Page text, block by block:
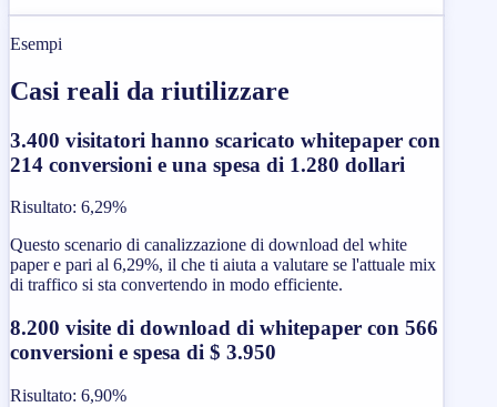
Esempi
Casi reali da riutilizzare
3.400 visitatori hanno scaricato whitepaper con
214 conversioni e una spesa di 1.280 dollari
Risultato: 6,29%
Questo scenario di canalizzazione di download del white
paper e pari al 6,29%, il che ti aiuta a valutare se l'attuale mix
di traffico si sta convertendo in modo efficiente.
8.200 visite di download di whitepaper con 566
conversioni e spesa di $ 3.950
Risultato: 6,90%